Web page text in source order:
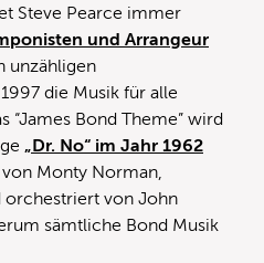
Steve Pearce immer
und Arrangeur
unzähligen
die Musik für alle
“James Bond Theme” wird
„Dr. No“ im Jahr 1962
Monty Norman,
orchestriert von John
sämtliche Bond Musik